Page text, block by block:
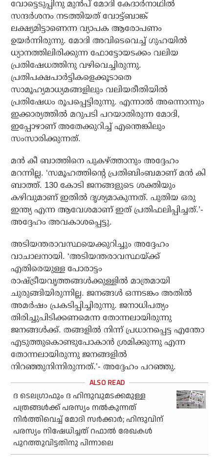
വോട്ടെടുപ്പിനു മുന്‍പ് മോദി കേദാര്‍നാഥില്‍
സന്ദര്‍ശനം നടത്തിയത് വോട്ട്ബാങ്ക്
ലക്ഷ്യമിട്ടാണെന്ന വ്യാപക ആരോപണം
ഉയര്‍ന്നിരുന്നു. മോദി അവിടെവെച്ച് ഗുഹയില്‍
ധ്യാനത്തിലിരിക്കുന്ന ഫോട്ടോയടക്കം വലിയ
പ്രതിഷേധത്തിനു വഴിവെച്ചിരുന്നു.
പ്രതിപക്ഷപാര്‍ട്ടികളെക്കൂടാതെ
സാമൂഹ്യമാധ്യമങ്ങളിലും വലിയരീതിയില്‍
പ്രതിഷേധം രൂപപ്പെട്ടിരുന്നു. എന്നാല്‍ അന്നൊന്നും
ഇക്കാര്യത്തില്‍ മറുപടി പറയാതിരുന്ന മോദി,
ഇപ്പോഴാണ് അതേക്കുറിച്ച് എന്തെങ്കിലും
സംസാരിക്കുന്നത്.
മന്‍ കീ ബാത്തിനെ പുകഴ്ത്താനും അദ്ദേഹം
മറന്നില്ല. ‘സമൂഹത്തിന്റെ പ്രതിബിംബമാണ് മന്‍ കി
ബാത്ത്. 130 കോടി ജനങ്ങളുടെ ശക്തിയും
കഴിവുമാണ് ഇതില്‍ ദൃശ്യമാകുന്നത്. പുതിയ ഒരു
ഇന്ത്യ എന്ന ആവേശമാണ് ഇത് പ്രതിഫലിപ്പിച്ചത്.’-
അദ്ദേഹം അവകാശപ്പെട്ടു.
അടിയന്തരാവസ്ഥയെക്കുറിച്ചും അദ്ദേഹം
വാചാലനായി. ‘അടിയന്തരാവസ്ഥയ്ക്ക്
എതിരെയുള്ള പോരാട്ടം
രാഷ്ട്രീയവൃത്തങ്ങള്‍ക്കുള്ളില്‍ മാത്രമായി
ചുരുങ്ങിയിരുന്നില്ല. ജനങ്ങള്‍ ഒന്നടങ്കം അതില്‍
അമര്‍ഷം പ്രകടിപ്പിച്ചിരുന്നു. ജനാധിപത്യം
തിരിച്ചുപിടിക്കണമെന്ന തോന്നലായിരുന്നു
ജനങ്ങള്‍ക്ക്. തങ്ങളില്‍ നിന്ന് പ്രധാനപ്പെട്ട എന്തോ
എടുത്തുകൊണ്ടുപോകാന്‍ ശ്രമിക്കുന്നു എന്ന
തോന്നലായിരുന്നു ജനങ്ങളില്‍
നിറഞ്ഞുനിന്നിരുന്നത്.’- അദ്ദേഹം പറഞ്ഞു.
ദ ടെലഗ്രാഫും ദ ഹിന്ദുവുമടക്കമുള്ള
പത്രങ്ങള്‍ക്ക് പരസ്യം നല്‍കുന്നത്
നിര്‍ത്തിവെച്ച് മോദി സര്‍ക്കാര്‍; ഹിന്ദുവിന്
പരസ്യം നിഷേധിച്ചത് റഫാല്‍ രേഖകള്‍
പുറത്തുവിട്ടതിനു പിന്നാലെ